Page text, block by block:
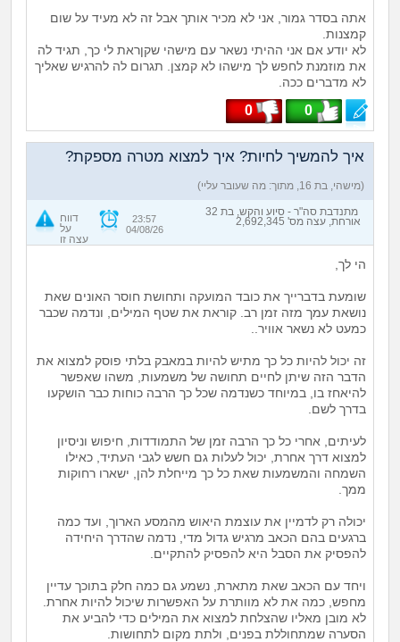
אתה בסדר גמור, אני לא מכיר אותך אבל זה לא מעיד על שום
קמצנות.
לא יודע אם אני ההיתי נשאר עם מישהי שקןראת לי כך, תגיד לה
את מוזמנת לחפש לך מישהו לא קמצן. תגרום לה להרגיש שאליך
לא מדברים ככה.
0
0
איך להמשיך לחיות? איך למצוא מטרה מספקת?
(מישהי, בת 16, מתוך: מה שעובר עליי)
מתנדבת סה"ר - סיוע והקש, בת 32
אורחת, עצה מס' 2,692,345
דווח
על
עצה זו
23:57
04/08/26
הי לך,
שומעת בדברייך את כובד המועקה ותחושת חוסר האונים שאת
נושאת עמך מזה זמן רב. קוראת את שטף המילים, ונדמה שכבר
כמעט לא נשאר אוויר..
זה יכול להיות כל כך מתיש להיות במאבק בלתי פוסק למצוא את
הדבר הזה שיתן לחיים תחושה של משמעות, משהו שאפשר
להיאחז בו, במיוחד כשנדמה שכל כך הרבה כוחות כבר הושקעו
בדרך לשם.
לעיתים, אחרי כל כך הרבה זמן של התמודדות, חיפוש וניסיון
למצוא דרך אחרת, יכול לעלות גם חשש לגבי העתיד, כאילו
השמחה והמשמעות שאת כל כך מייחלת להן, ישארו רחוקות
ממך.
יכולה רק לדמיין את עוצמת היאוש מהמסע הארוך, ועד כמה
ברגעים בהם הכאב מרגיש גדול מדי, נדמה שהדרך היחידה
להפסיק את הסבל היא להפסיק להתקיים.
ויחד עם הכאב שאת מתארת, נשמע גם כמה חלק בתוכך עדיין
מחפש, כמה את לא מוותרת על האפשרות שיכול להיות אחרת.
לא מובן מאליו שהצלחת למצוא את המילים כדי להביע את
הסערה שמתחוללת בפנים, ולתת מקום לתחושות.